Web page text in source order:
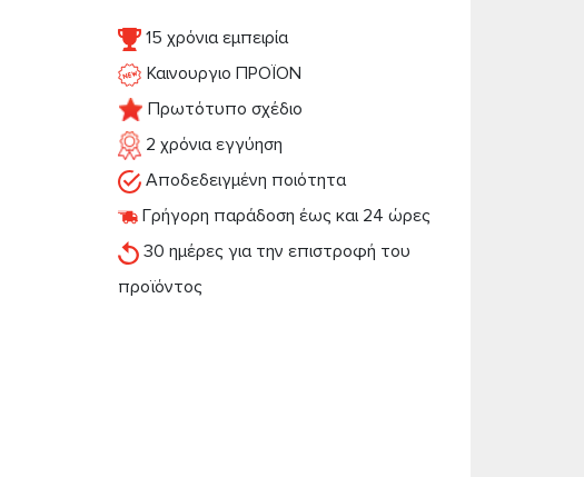
15 χρόνια εμπειρία
Καινουργιο ΠΡΟΪΟΝ
Πρωτότυπο σχέδιο
2 χρόνια εγγύηση
Αποδεδειγμένη ποιότητα
Γρήγορη παράδοση έως και 24 ώρες
30 ημέρες για την επιστροφή του
προϊόντος